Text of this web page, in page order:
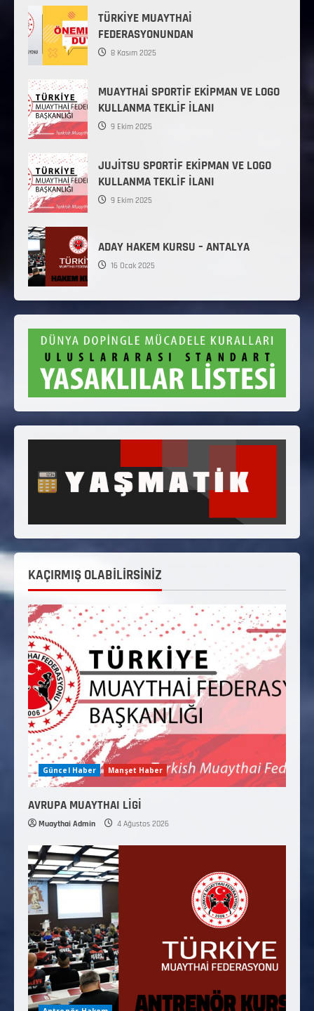
TÜRKİYE MUAYTHAİ
FEDERASYONUNDAN
8 Kasım 2025
MUAYTHAİ SPORTİF EKİPMAN VE LOGO
KULLANMA TEKLİF İLANI
9 Ekim 2025
JUJİTSU SPORTİF EKİPMAN VE LOGO
KULLANMA TEKLİF İLANI
9 Ekim 2025
ADAY HAKEM KURSU – ANTALYA
16 Ocak 2025
KAÇIRMIŞ OLABİLİRSİNİZ
Güncel Haber Manşet Haber
AVRUPA MUAYTHAI LİGİ
Muaythai Admin 4 Ağustos 2026